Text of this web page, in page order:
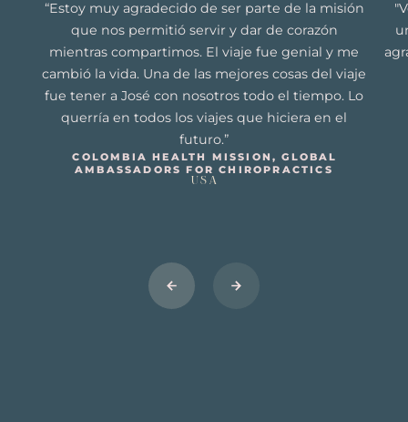
“Estoy muy agradecido de ser parte de la misión
que nos permitió servir y dar de corazón
mientras compartimos. El viaje fue genial y me
cambió la vida. Una de las mejores cosas del viaje
fue tener a José con nosotros todo el tiempo. Lo
querría en todos los viajes que hiciera en el
futuro.”
COLOMBIA HEALTH MISSION, GLOBAL
AMBASSADORS FOR CHIROPRACTICS
USA